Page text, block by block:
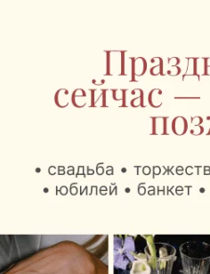
В зоне вылета
могут выпить любимый
капучино, латте и
крепкий напиток в
выпечку собственного